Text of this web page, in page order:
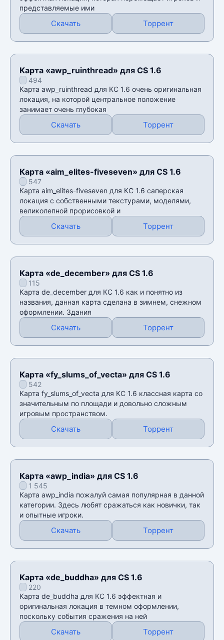
представляемые ими
Скачать Торрент
Карта «awp_ruinthread» для CS 1.6
494
Карта awp_ruinthread для КС 1.6 очень оригинальная
локация, на которой центральное положение
занимает очень глубокая
Скачать Торрент
Карта «aim_elites-fiveseven» для CS 1.6
547
Карта aim_elites-fiveseven для КС 1.6 саперская
локация с собственными текстурами, моделями,
великолепной прорисовкой и
Скачать Торрент
Карта «de_december» для CS 1.6
115
Карта de_december для КС 1.6 как и понятно из
названия, данная карта сделана в зимнем, снежном
оформлении. Здания
Скачать Торрент
Карта «fy_slums_of_vecta» для CS 1.6
542
Карта fy_slums_of_vecta для КС 1.6 классная карта со
значительным по площади и довольно сложным
игровым пространством.
Скачать Торрент
Карта «awp_india» для CS 1.6
1 545
Карта awp_india пожалуй самая популярная в данной
категории. Здесь любят сражаться как новички, так
и опытные игроки.
Скачать Торрент
Карта «de_buddha» для CS 1.6
220
Карта de_buddha для КС 1.6 эффектная и
оригинальная локация в темном оформлении,
поскольку события сражения на ней
Скачать Торрент